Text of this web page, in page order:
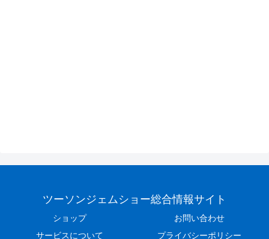
ツーソンジェムショー総合情報サイト
ショップ
お問い合わせ
サービスについて
プライバシーポリシー